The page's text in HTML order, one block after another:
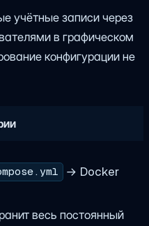
учётные записи через
в графическом
конфигурации не
→ Docker
весь постоянный